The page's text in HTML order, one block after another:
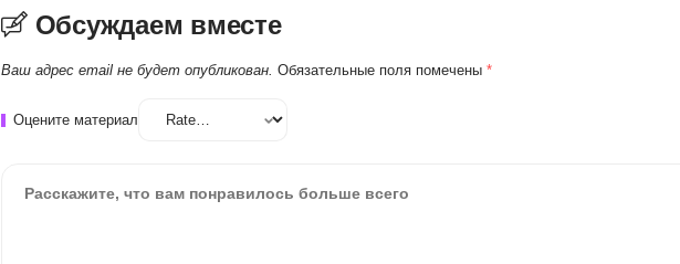
Обсуждаем вместе
Ваш адрес email не будет опубликован. Обязательные поля помечены *
Оцените материал